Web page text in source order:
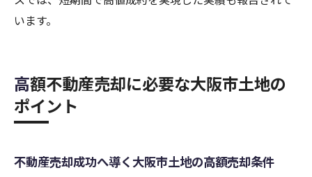
います。
高額不動産売却に必要な大阪市土地の
ポイント
不動産売却成功へ導く大阪市土地の高額売却条件